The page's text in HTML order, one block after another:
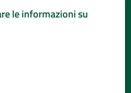
le informazioni su